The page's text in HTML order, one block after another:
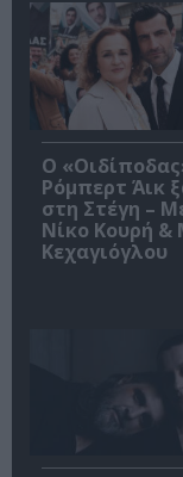
O
Ρόμπερτ Άικ
στη Στέγη –
Νίκο Κουρή &
Κεχαγιόγλου